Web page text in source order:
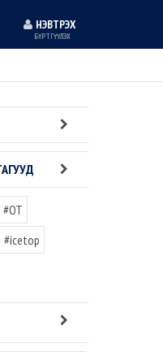
НЭВТРЭХ
БҮРТГҮҮЛЭХ
#OT
#icetop